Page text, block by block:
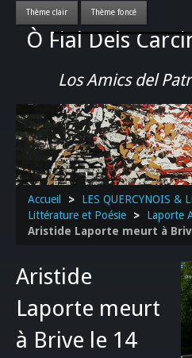
Ò Fial Dels
Los Amics del
Accueil
LES QUERCYNOIS &
PATRIMOINE
GASTRONOMIE
ACTUALITE-
Accueil > LES QUERCYNOIS &
Littérature et Poésie
> Laporte
Aristide Laporte meurt à
Aristide
Laporte meurt
à Brive le 14